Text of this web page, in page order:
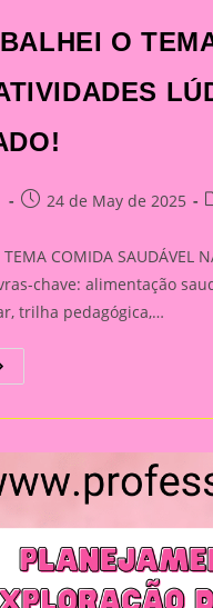
O
Post24 de May de 2025
COMIDA SAUDÁVEL
chave: alimentação
trilha pedagógica,…